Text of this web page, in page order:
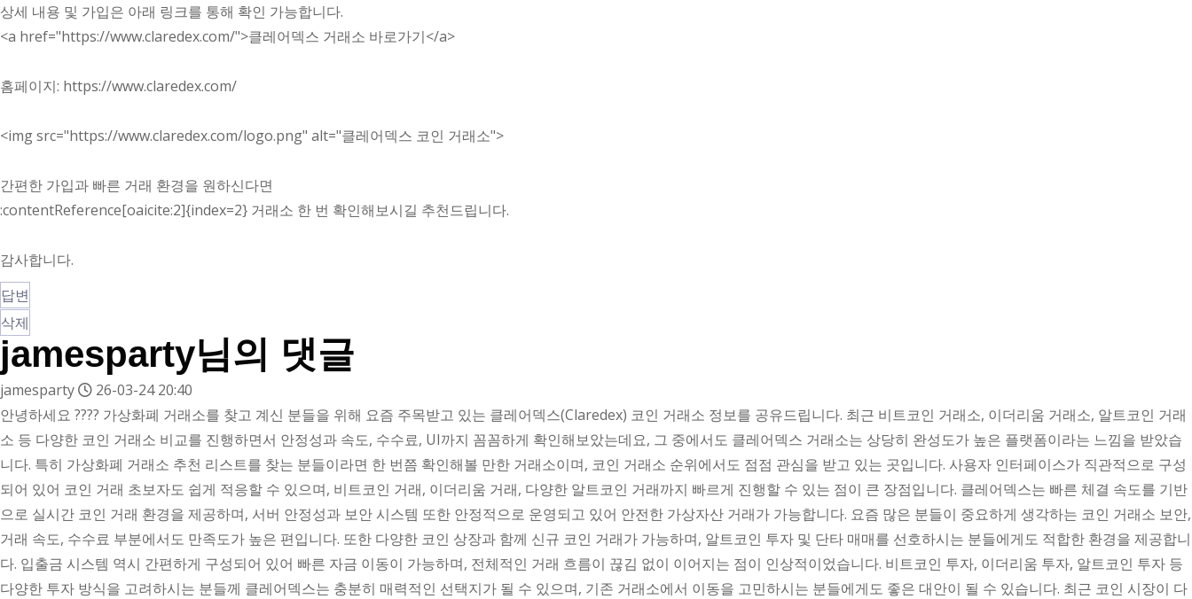
상세 내용 및 가입은 아래 링크를 통해 확인 가능합니다.
<a href="https://www.claredex.com/">클레어덱스 거래소 바로가기</a>
홈페이지: https://www.claredex.com/
<img src="https://www.claredex.com/logo.png" alt="클레어덱스 코인 거래소">
간편한 가입과 빠른 거래 환경을 원하신다면
:contentReference[oaicite:2]{index=2} 거래소 한 번 확인해보시길 추천드립니다.
감사합니다.
답변
삭제
jamesparty님의 댓글
jamesparty
26-03-24 20:40
안녕하세요 ???? 가상화폐 거래소를 찾고 계신 분들을 위해 요즘 주목받고 있는 클레어덱스(Claredex) 코인 거래소 정보를 공유드립니다. 최근 비트코인 거래소, 이더리움 거래소, 알트코인 거래
소 등 다양한 코인 거래소 비교를 진행하면서 안정성과 속도, 수수료, UI까지 꼼꼼하게 확인해보았는데요, 그 중에서도 클레어덱스 거래소는 상당히 완성도가 높은 플랫폼이라는 느낌을 받았습
니다. 특히 가상화폐 거래소 추천 리스트를 찾는 분들이라면 한 번쯤 확인해볼 만한 거래소이며, 코인 거래소 순위에서도 점점 관심을 받고 있는 곳입니다. 사용자 인터페이스가 직관적으로 구성
되어 있어 코인 거래 초보자도 쉽게 적응할 수 있으며, 비트코인 거래, 이더리움 거래, 다양한 알트코인 거래까지 빠르게 진행할 수 있는 점이 큰 장점입니다. 클레어덱스는 빠른 체결 속도를 기반
으로 실시간 코인 거래 환경을 제공하며, 서버 안정성과 보안 시스템 또한 안정적으로 운영되고 있어 안전한 가상자산 거래가 가능합니다. 요즘 많은 분들이 중요하게 생각하는 코인 거래소 보안,
거래 속도, 수수료 부분에서도 만족도가 높은 편입니다. 또한 다양한 코인 상장과 함께 신규 코인 거래가 가능하며, 알트코인 투자 및 단타 매매를 선호하시는 분들에게도 적합한 환경을 제공합니
다. 입출금 시스템 역시 간편하게 구성되어 있어 빠른 자금 이동이 가능하며, 전체적인 거래 흐름이 끊김 없이 이어지는 점이 인상적이었습니다. 비트코인 투자, 이더리움 투자, 알트코인 투자 등
다양한 투자 방식을 고려하시는 분들께 클레어덱스는 충분히 매력적인 선택지가 될 수 있으며, 기존 거래소에서 이동을 고민하시는 분들에게도 좋은 대안이 될 수 있습니다. 최근 코인 시장이 다